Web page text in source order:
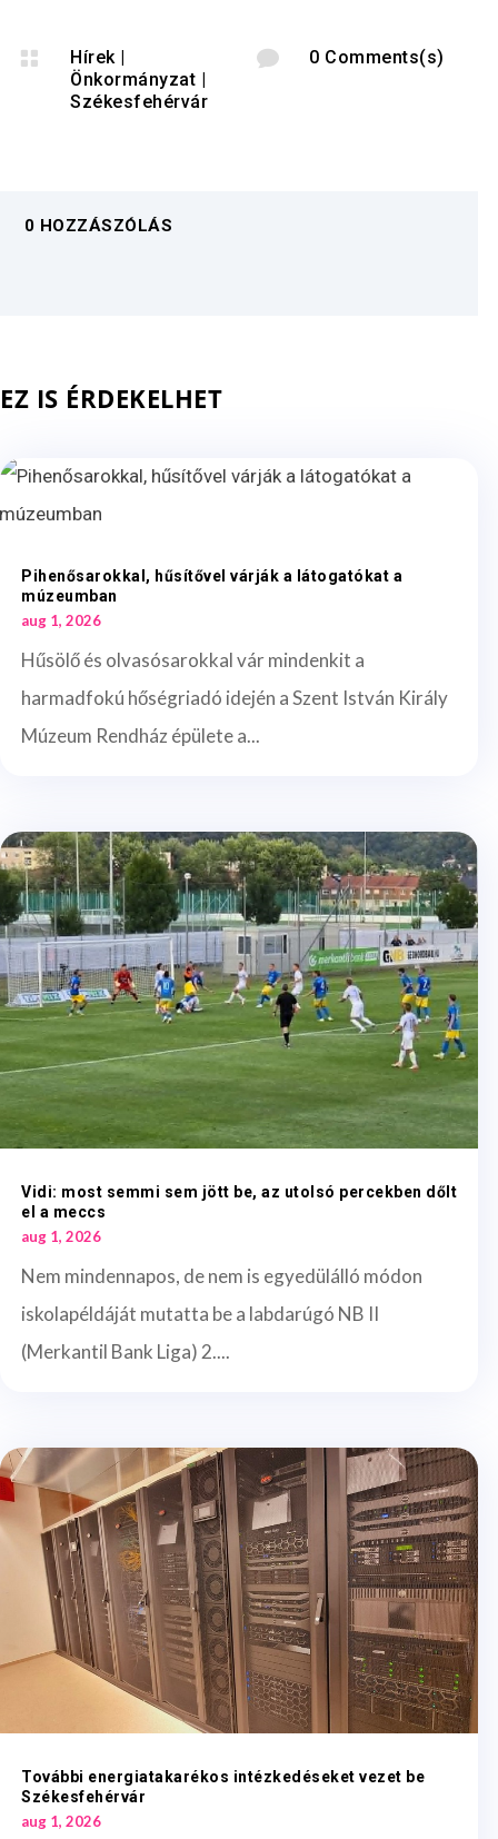
 Hírek|
Önkormányzat
Székesfehérvár
 0 Comments(s)
0 HOZZÁSZÓLÁS
EZ IS ÉRDEKELHET
Pihenősarokkal, hűsítővel várják a látogatókat a
múzeumban
aug 1, 2026
Hűsölő és olvasósarokkal vár mindenkit a
harmadfokú hőségriadó idején a Szent István Király
Múzeum Rendház épülete a...
Vidi: most semmi sem jött be, az utolsó percekben dőlt
el a meccs
aug 1, 2026
Nem mindennapos, de nem is egyedülálló módon
iskolapéldáját mutatta be a labdarúgó NB II
(Merkantil Bank Liga) 2....
További energiatakarékos intézkedéseket vezet be
Székesfehérvár
aug 1, 2026